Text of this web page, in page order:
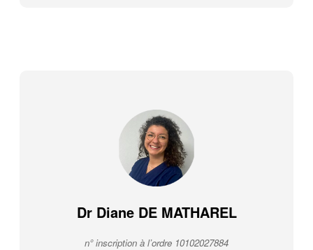
Dr Diane DE MATHAREL
n° inscription à l’ordre 10102027884